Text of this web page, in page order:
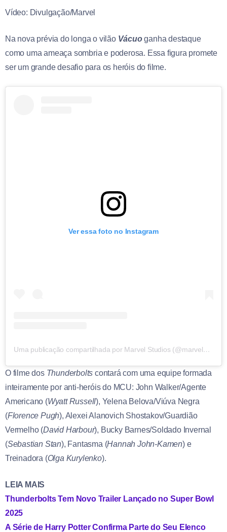
Vídeo: Divulgação/Marvel
Na nova prévia do longa o vilão Vácuoganha destaque
como uma ameaça sombria e poderosa. Essa figura promete
ser um grande desafio para os heróis do filme.
Ver essa foto no Instagram
Uma publicação compartilhada por Marvel Studios (@marvelstudios)
O filme dos Thunderbolts contará com uma equipe formada
inteiramente por anti-heróis do MCU: John Walker/Agente
Americano (Wyatt Russell), Yelena Belova/Viúva Negra
(Florence Pugh), Alexei Alanovich Shostakov/Guardião
Vermelho (David Harbour), Bucky Barnes/Soldado Invernal
(Sebastian Stan), Fantasma (Hannah John-Kamen) e
Treinadora (Olga Kurylenko).
LEIA MAIS
Thunderbolts Tem Novo Trailer Lançado no Super Bowl
2025
A Série de Harry Potter Confirma Parte do Seu Elenco